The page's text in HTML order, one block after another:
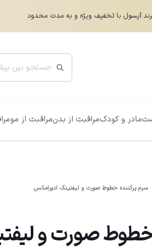
آیسول با تخفیف ویژه و به مدت محدود
مادر و کودکمراقبت از بدنمراقبت از مو
تومان
سرم پرکننده خطوط صورت و لیفتینگ ادورامکس
خطوط صورت و